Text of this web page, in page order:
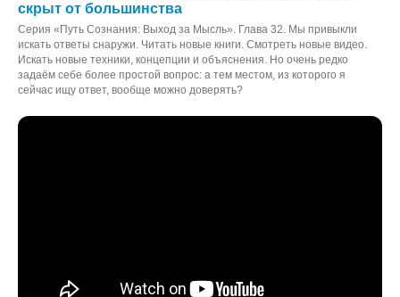
скрыт от большинства
Серия «Путь Сознания: Выход за Мысль». Глава 32. Мы привыкли
искать ответы снаружи. Читать новые книги. Смотреть новые видео.
Искать новые техники, концепции и объяснения. Но очень редко
задаём себе более простой вопрос: а тем местом, из которого я
сейчас ищу ответ, вообще можно доверять?